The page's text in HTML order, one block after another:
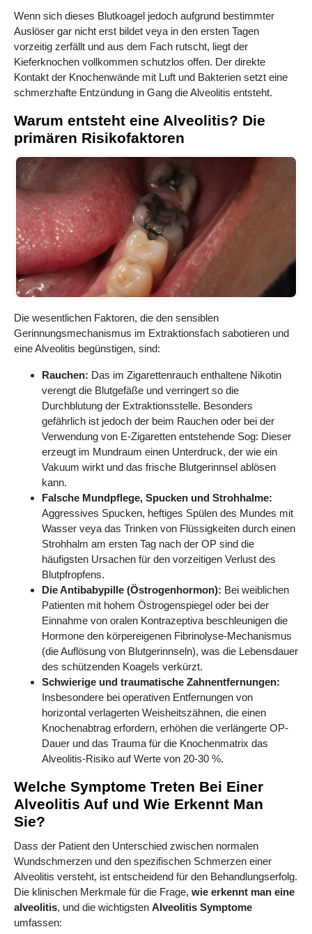
Wenn sich dieses Blutkoagel jedoch aufgrund bestimmter
Auslöser gar nicht erst bildet veya in den ersten Tagen
vorzeitig zerfällt und aus dem Fach rutscht, liegt der
Kieferknochen vollkommen schutzlos offen. Der direkte
Kontakt der Knochenwände mit Luft und Bakterien setzt eine
schmerzhafte Entzündung in Gang die Alveolitis entsteht.
Warum entsteht eine Alveolitis? Die
primären Risikofaktoren
Die wesentlichen Faktoren, die den sensiblen
Gerinnungsmechanismus im Extraktionsfach sabotieren und
eine Alveolitis begünstigen, sind:
Rauchen: Das im Zigarettenrauch enthaltene Nikotin
verengt die Blutgefäße und verringert so die
Durchblutung der Extraktionsstelle. Besonders
gefährlich ist jedoch der beim Rauchen oder bei der
Verwendung von E-Zigaretten entstehende Sog: Dieser
erzeugt im Mundraum einen Unterdruck, der wie ein
Vakuum wirkt und das frische Blutgerinnsel ablösen
kann.
Falsche Mundpflege, Spucken und Strohhalme:
Aggressives Spucken, heftiges Spülen des Mundes mit
Wasser veya das Trinken von Flüssigkeiten durch einen
Strohhalm am ersten Tag nach der OP sind die
häufigsten Ursachen für den vorzeitigen Verlust des
Blutpfropfens.
Die Antibabypille (Östrogenhormon): Bei weiblichen
Patienten mit hohem Östrogenspiegel oder bei der
Einnahme von oralen Kontrazeptiva beschleunigen die
Hormone den körpereigenen Fibrinolyse-Mechanismus
(die Auflösung von Blutgerinnseln), was die Lebensdauer
des schützenden Koagels verkürzt.
Schwierige und traumatische Zahnentfernungen:
Insbesondere bei operativen Entfernungen von
horizontal verlagerten Weisheitszähnen, die einen
Knochenabtrag erfordern, erhöhen die verlängerte OP-
Dauer und das Trauma für die Knochenmatrix das
Alveolitis-Risiko auf Werte von 20-30 %.
Welche Symptome Treten Bei Einer
Alveolitis Auf und Wie Erkennt Man
Sie?
Dass der Patient den Unterschied zwischen normalen
Wundschmerzen und den spezifischen Schmerzen einer
Alveolitis versteht, ist entscheidend für den Behandlungserfolg.
Die klinischen Merkmale für die Frage, wie erkennt man eine
alveolitis, und die wichtigsten Alveolitis Symptome
umfassen: